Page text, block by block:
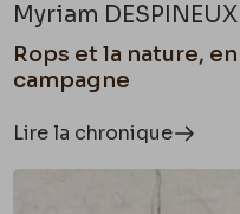
Myriam DESPINEUX
Rops et la nature,
campagne
Lire la chronique